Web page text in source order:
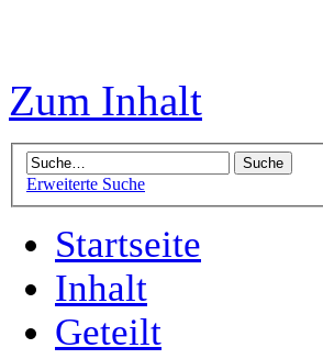
Zum Inhalt
Erweiterte Suche
Startseite
Inhalt
Geteilt